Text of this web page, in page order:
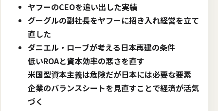
ヤフーのCEOを追い出した実績
グーグルの副社長をヤフーに招き入れ経営を立て
直した
ダニエル・ローブが考える日本再建の条件
低いROAと資本効率の悪さを直す
米国型資本主義は危険だが日本には必要な要素
企業のバランスシートを見直すことで経済が活気
づく